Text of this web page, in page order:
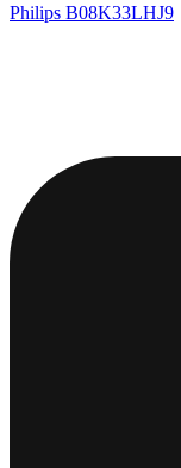
Philips B08K33LHJ9